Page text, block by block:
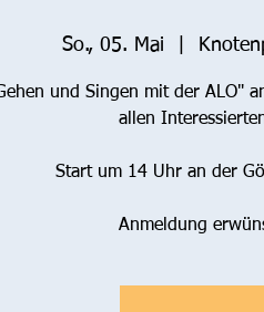
So., 05. Mai
und Singen mit der ALO"
allen
Start um 14 Uhr an der
Anmeldung